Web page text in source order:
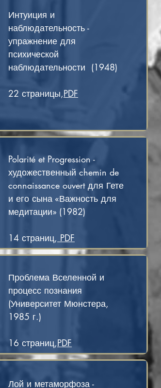
Интуиция и
наблюдательность -
упражнение для
психической
наблюдательности (1948)
22 страницы,PDF
Polarité et Progression -
художественный chemin de
connaissance ouvert для Гете
и его сына «Важность для
медитации» (1982)
14 страниц, PDF
Проблема Вселенной и
процесс познания
(Университет Мюнстера,
1985 г.)
16 страниц,PDF
Лой и метаморфоза -